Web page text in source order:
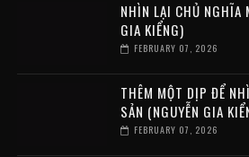
NHÌN LẠI CHỦ NGHĨA
GIA KIỂNG)
FEBRUARY 07, 2026
THÊM MỘT DỊP ĐỂ
SẢN (NGUYỄN GIA
FEBRUARY 07, 2026